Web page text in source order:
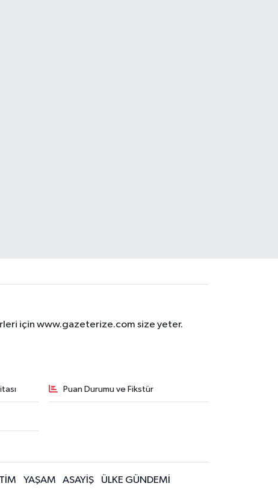
için www.gazeterize.com size yeter.
Puan Durumu ve Fikstür
YAŞAM ASAYİŞ ÜLKE GÜNDEMİ